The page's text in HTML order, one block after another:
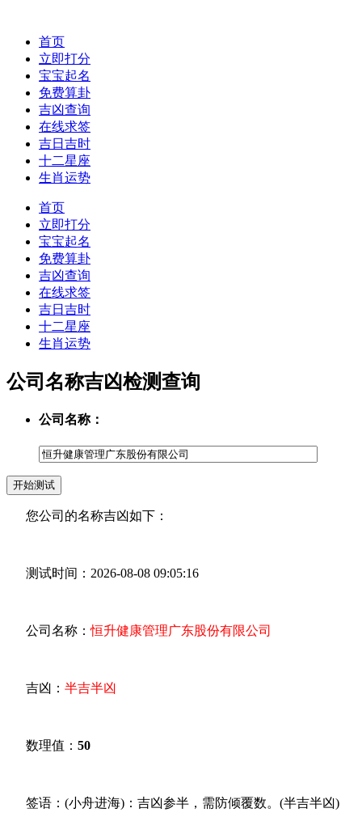
首页
立即打分
宝宝起名
免费算卦
吉凶查询
在线求签
吉日吉时
十二星座
生肖运势
首页
立即打分
宝宝起名
免费算卦
吉凶查询
在线求签
吉日吉时
十二星座
生肖运势
公司名称吉凶检测查询
公司名称：
您公司的名称吉凶如下：
测试时间：2026-08-08 09:05:16
公司名称：恒升健康管理广东股份有限公司
吉凶： 半吉半凶
数理值： 50
签语：(小舟进海)：吉凶参半，需防倾覆数。(半吉半凶)